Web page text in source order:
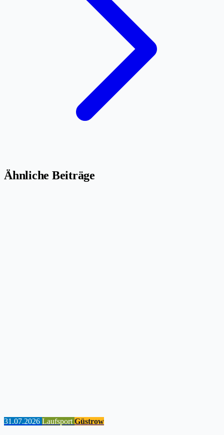
Ähnliche Beiträge
31.07.2026 Laufsport Güstrow